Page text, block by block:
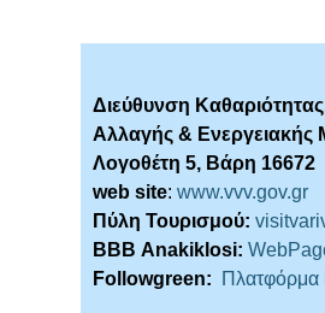
Διεύθυνση
Αλλαγής & Ενεργειακής
Λογοθέτη 5, Βάρη 16672
web site:www.vvv.gov.gr
Πύλη Τουρισμού:
ΒΒΒ Anakiklosi:
Followgreen: